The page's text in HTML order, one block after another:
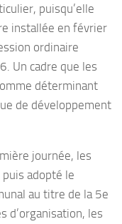
puisqu’elle
installée en février
ordinaire
Un cadre que les
déterminant
de développement
journée, les
adopté le
au titre de la 5e
d’organisation, les